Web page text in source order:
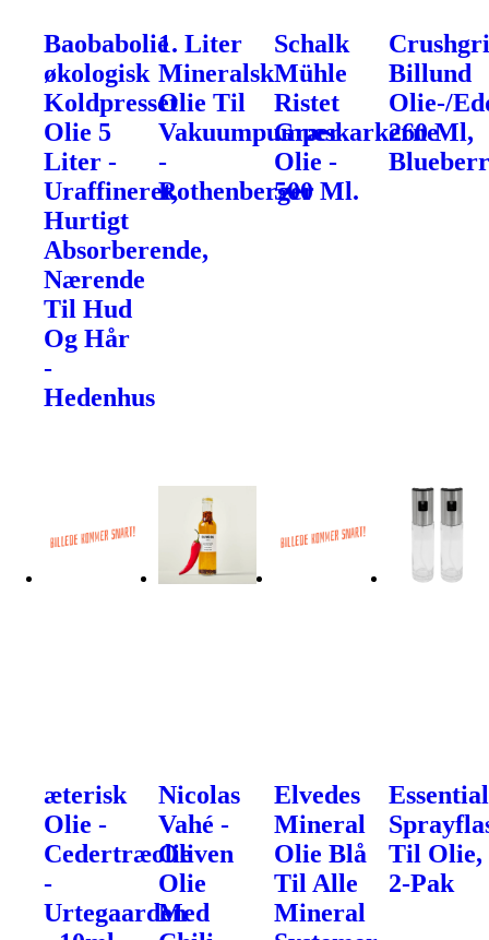
Baobabolie
økologisk
Koldpresset
Olie 5
Liter -
Uraffineret,
Hurtigt
Absorberende,
Nærende
Til Hud
Og Hår
-
Hedenhus
1. Liter
Mineralsk
Olie Til
Vakuumpumper
-
Rothenberger
Schalk
Mühle
Ristet
Græskarkerne
Olie -
500 Ml.
Billund
Olie-/
260 Ml,
æterisk
Olie -
Cedertræolie
-
Urtegaarden
Nicolas
Vahé -
Oliven
Olie
Med
Elvedes
Mineral
Olie Blå
Til Alle
Mineral
Til Olie,
2-Pak